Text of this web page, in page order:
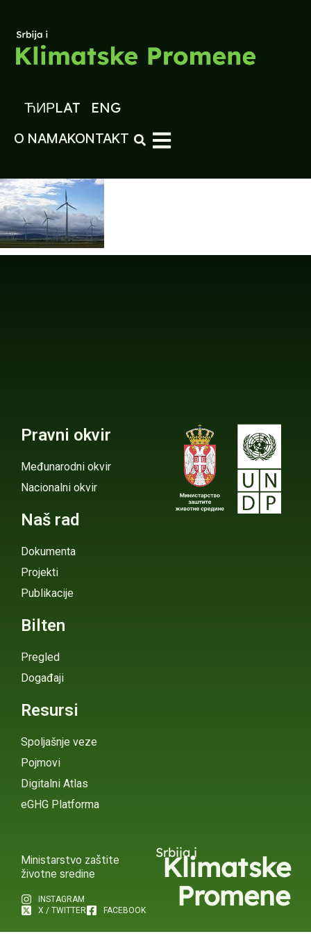
ЋИРLAT ENG
O NAMAKONTAKT
Pravni okvir
Međunarodni okvir
Nacionalni okvir
Naš rad
Dokumenta
Projekti
Publikacije
Bilten
Pregled
Događaji
Resursi
Spoljašnje veze
Pojmovi
Digitalni Atlas
eGHG Platforma
Ministarstvo zaštite
životne sredine
INSTAGRAM
X / TWITTER
FACEBOOK
Srbija i
Klimatske
Promene